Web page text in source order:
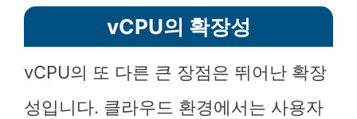
vCPU의 확장성
vCPU의 또 다른 큰 장점은 뛰어난 확장
성입니다. 클라우드 환경에서는 사용자